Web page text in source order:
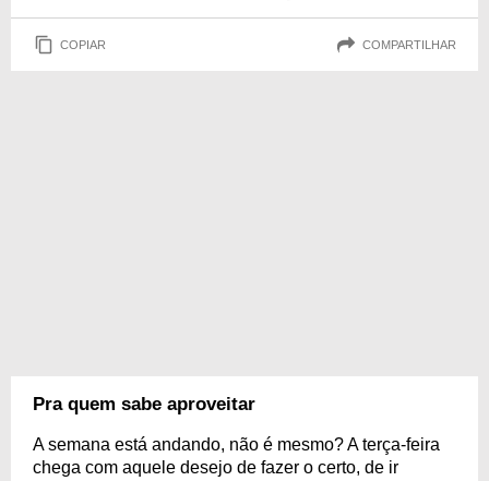
COPIAR COMPARTILHAR
Pra quem sabe aproveitar
A semana está andando, não é mesmo? A terça-feira
chega com aquele desejo de fazer o certo, de ir